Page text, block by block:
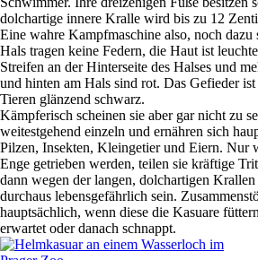
dolchartige innere Kralle wird bis zu 12
Eine wahre Kampfmaschine also, noch
Hals tragen keine Federn, die Haut ist
Streifen an der Hinterseite des Halses und
und hinten am Hals sind rot. Das Gefieder ist
Tieren glänzend schwarz.
Kämpferisch scheinen sie aber gar nicht zu
weitestgehend einzeln und ernähren sich
Pilzen, Insekten, Kleingetier und Eiern. Nur
Enge getrieben werden, teilen sie kräftige
dann wegen der langen, dolchartigen
durchaus lebensgefährlich sein.
hauptsächlich, wenn diese die Kasuare
erwartet oder danach schnappt.